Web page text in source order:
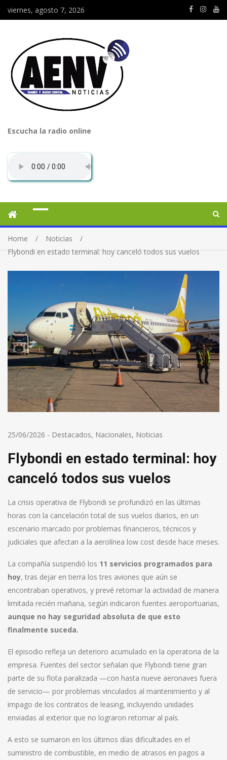
viernes, agosto 7, 2026
Escucha la radio online
Home
Noticias
Flybondi en estado terminal: hoy canceló todos sus vuelos
25/06/2026 - Destacados, Nacionales, Noticias
Flybondi en estado terminal: hoy
canceló todos sus vuelos
La crisis operativa de Flybondi se profundizó en las últimas
horas con la cancelación total de sus vuelos diarios, en un
escenario marcado por problemas financieros, técnicos y
judiciales que afectan a la aerolínea low cost desde hace meses.
La compañía suspendió los 11 servicios programados para
hoy, tras dejar en tierra los tres aviones que aún se
encontraban operativos, y prevé retomar la actividad de manera
limitada recién mañana, según indicaron fuentes aeroportuarias,
aunque no hay seguridad absoluta de que esto
finalmente suceda.
El episodio refleja un deterioro acumulado en la operatoria de la
empresa. Fuentes del sector señalan que Flybondi tiene gran
parte de su flota paralizada —con hasta nueve aeronaves fuera
de servicio— por problemas vinculados al mantenimiento y al
impago de los contratos de leasing, incluyendo unidades
enviadas al exterior que no lograron retornar al país.
A esto se sumaron en los últimos días dificultades en el
suministro de combustible, en medio de atrasos en pagos a